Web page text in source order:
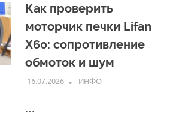
Как проверить
моторчик печки Lifan
X60: сопротивление
обмоток и шум
16.07.2026 ИНФО
…